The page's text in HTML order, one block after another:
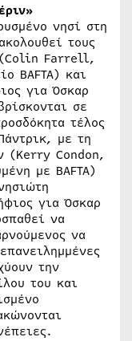
νησί στη
τους
(Colin Farrell,
BAFTA) και
για Όσκαρ
σε
τέλος
με τη
(Kerry Condon,
με BAFTA)
για Όσκαρ
να
να
την
του και